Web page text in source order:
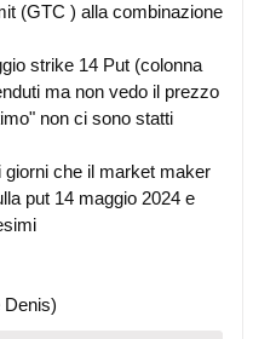
(GTC ) alla combinazione
strike 14 Put (colonna
ma non vedo il prezzo
non ci sono statti
che il market maker
put 14 maggio 2024 e
Denis)